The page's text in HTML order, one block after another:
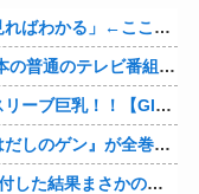
【ワンピース】ゾロ「女だぞ」エネル「見ればわかる」←ここ好きすぎるｗｗｗｗｗｗｗｗｗｗｗｗｗ
海外「全部日本の真似だったのか…」 日本の普通のテレビ番組が最新SNSの数十年先を行っていたと話題に
白戸ゆめのアナ セクシーニットのノースリーブ巨乳！！【GIF動画あり】
戦中戦後の広島を舞台にした名作漫画『はだしのゲン』が全巻50％オフで買える激安セール開催！！このチャンスを見逃すな！！
【画像】爆乳∧∨女優(22)さん、熊本に寄付した結果まさかの事態に・・・・・・